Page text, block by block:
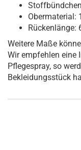
Obermaterial:
Rückenlänge:
Weitere Maße
Wir empfehlen eine
Pflegespray, so
Bekleidungsstück